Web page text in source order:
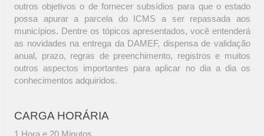
outros objetivos o de fornecer subsídios para que o estado
possa apurar a parcela do ICMS a ser repassada aos
municípios. Dentre os tópicos apresentados, você entenderá
as novidades na entrega da DAMEF, dispensa de validação
anual, prazo, regras de preenchimento, registros e muitos
outros aspectos importantes para aplicar no dia a dia os
conhecimentos adquiridos.
CARGA HORÁRIA